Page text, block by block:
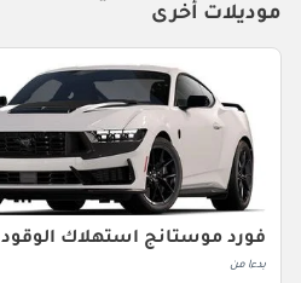
موديلات أخرى
فورد موستانج استهلاك الوقود
بدءا من